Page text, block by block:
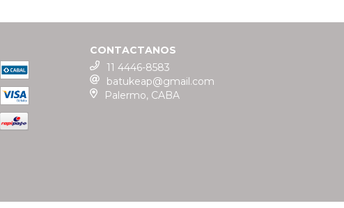
CONTACTANOS
11 4446-8583
batukeap@gmail.com
Palermo, CABA